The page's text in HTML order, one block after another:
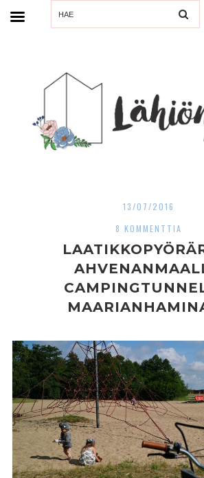
SEARCH
13/07/2016
8 KOMMENTTIA